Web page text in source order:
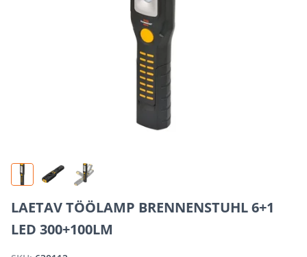
LAETAV TÖÖLAMP BRENNENSTUHL 6+1
LED 300+100LM